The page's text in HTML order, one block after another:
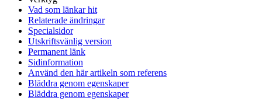
Vad som länkar hit
Relaterade ändringar
Specialsidor
Utskriftsvänlig version
Permanent länk
Sidinformation
Använd den här artikeln som referens
Bläddra genom egenskaper
Bläddra genom egenskaper